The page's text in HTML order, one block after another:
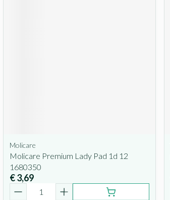
Molicare
Molicare Premium Lady Pad 1d 12
1680350
€ 3,69